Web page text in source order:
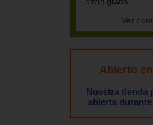
Ver
Abierto
Nuestra tienda
abierta